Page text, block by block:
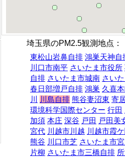
埼玉県のPM2.5観測地点：
東松山岩鼻自排 鴻巣天神自
川口市南平 さいたま市役所
自排 さいたま市城南 さい
春日部増戸自排 鴻巣 久喜
川
川島自排 熊谷妻沼東 寄
環境科学国際センター 行田
加須 本庄 深谷 戸田 戸田美
宮代 川越市川越 川越市霞
熊谷 川口市芝 さいたま市
片柳 さいたま市三橋自排